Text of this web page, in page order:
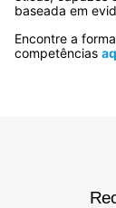
baseada em
Encontre a
competências